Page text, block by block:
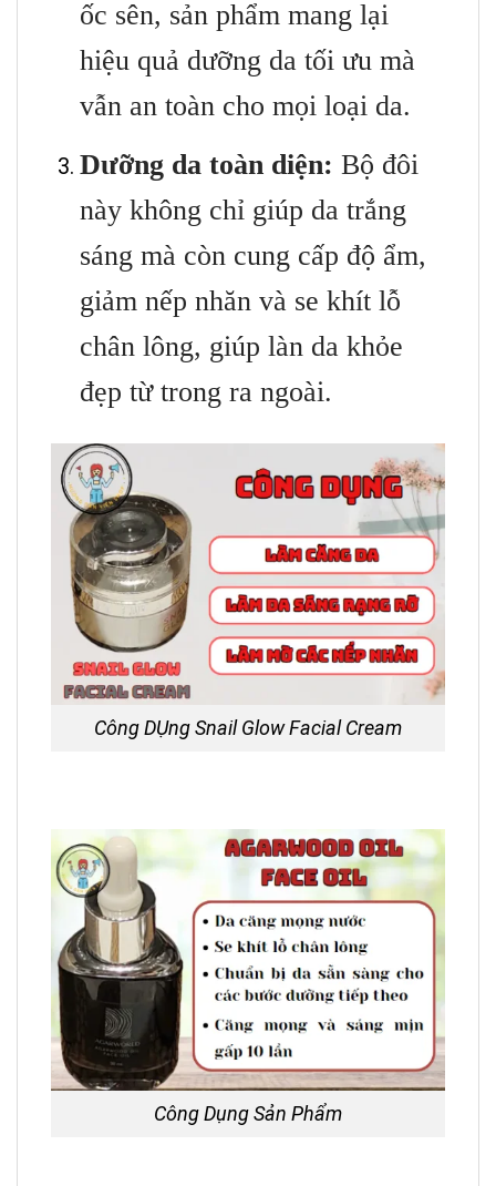
ốc sên, sản phẩm mang lại
hiệu quả dưỡng da tối ưu mà
vẫn an toàn cho mọi loại da.
Dưỡng da toàn diện: Bộ đôi
này không chỉ giúp da trắng
sáng mà còn cung cấp độ ẩm,
giảm nếp nhăn và se khít lỗ
chân lông, giúp làn da khỏe
đẹp từ trong ra ngoài.
Công DỤng Snail Glow Facial Cream
Công Dụng Sản Phẩm